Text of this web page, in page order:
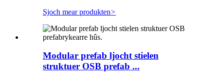
Sjoch mear produkten>
Modular prefab ljocht stielen
struktuer OSB prefab ...